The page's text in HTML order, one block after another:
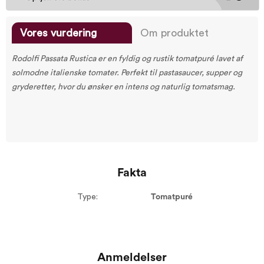
Vores vurdering Om produktet
Rodolfi Passata Rustica er en fyldig og rustik tomatpuré lavet af
solmodne italienske tomater. Perfekt til pastasaucer, supper og
gryderetter, hvor du ønsker en intens og naturlig tomatsmag.
Fakta
Type: Tomatpuré
Anmeldelser